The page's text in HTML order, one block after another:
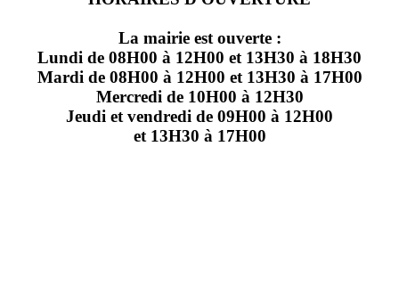
La mairie est ouverte :
Lundi de 08H00 à 12H00 et 13H30 à 18H30
Mardi de 08H00 à 12H00 et 13H30 à 17H00
Mercredi de 10H00 à 12H30
Jeudi et vendredi de 09H00 à 12H00
et 13H30 à 17H00